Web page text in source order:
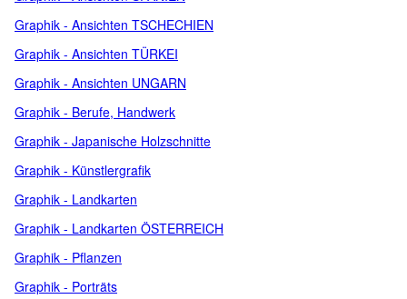
Graphik - Ansichten TSCHECHIEN
Graphik - Ansichten TÜRKEI
Graphik - Ansichten UNGARN
Graphik - Berufe, Handwerk
Graphik - Japanische Holzschnitte
Graphik - Künstlergrafik
Graphik - Landkarten
Graphik - Landkarten ÖSTERREICH
Graphik - Pflanzen
Graphik - Porträts